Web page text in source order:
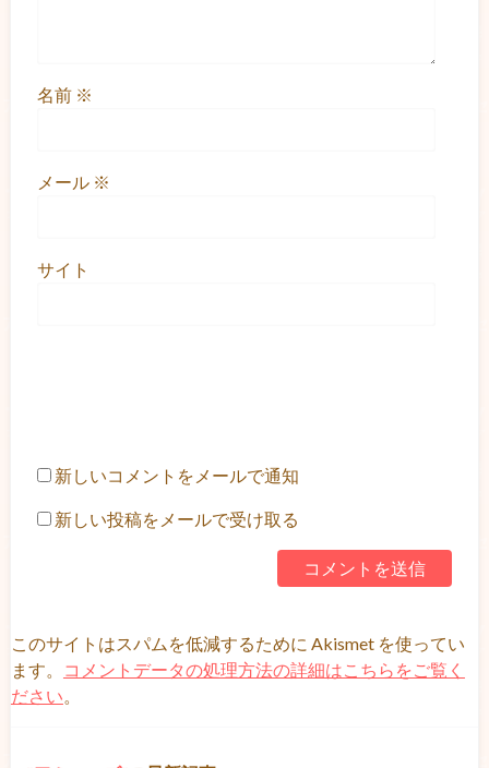
名前 ※
メール ※
サイト
新しいコメントをメールで通知
新しい投稿をメールで受け取る
このサイトはスパムを低減するために Akismet を使ってい
ます。
コメントデータの処理方法の詳細はこちらをご覧く
ださい